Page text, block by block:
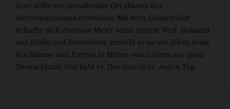
Dort sollte ein genußvoller Ort abseits des
Sternewahnsinns entstehen. Mit dem Grünen Gut
schaffte sich Andreas Meier seine eigene Welt. Bekannt
aus Radio und Fernsehen, genießt er es vor allem seine
Kochkurse und Events in Mitten von Gästen aus ganz
Deutschland. Das liebt er. Das macht er. Jeden Tag.